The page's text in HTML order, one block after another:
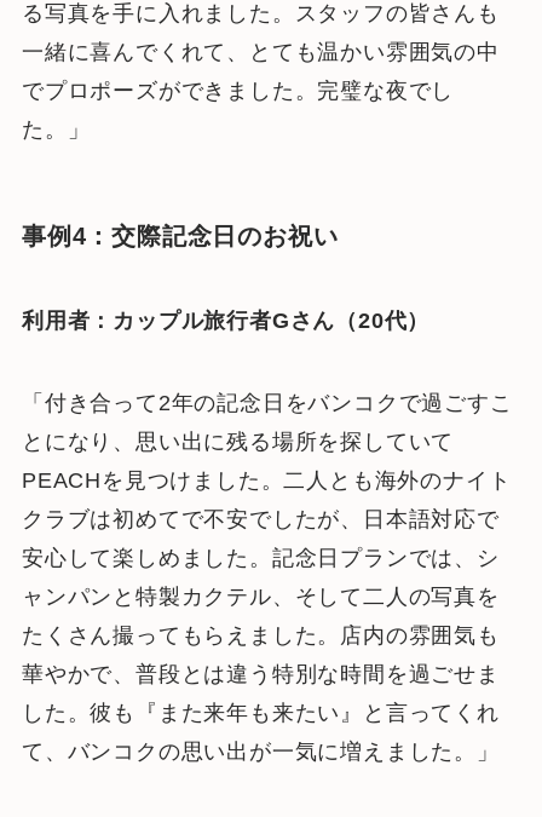
る写真を手に入れました。スタッフの皆さんも
一緒に喜んでくれて、とても温かい雰囲気の中
でプロポーズができました。完璧な夜でし
た。」
事例4：交際記念日のお祝い
利用者：カップル旅行者Gさん（20代）
「付き合って2年の記念日をバンコクで過ごすこ
とになり、思い出に残る場所を探していて
PEACHを見つけました。二人とも海外のナイト
クラブは初めてで不安でしたが、日本語対応で
安心して楽しめました。記念日プランでは、シ
ャンパンと特製カクテル、そして二人の写真を
たくさん撮ってもらえました。店内の雰囲気も
華やかで、普段とは違う特別な時間を過ごせま
した。彼も『また来年も来たい』と言ってくれ
て、バンコクの思い出が一気に増えました。」